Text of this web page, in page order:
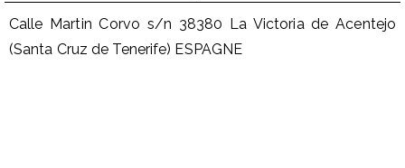
Calle Martin Corvo s/n 38380 La Victoria de Acentejo
(Santa Cruz de Tenerife) ESPAGNE